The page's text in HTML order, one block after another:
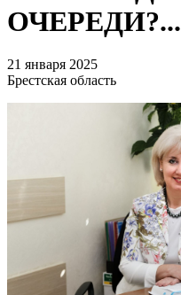
ОЧЕРЕДИ?...
21 января 2025
Брестская область